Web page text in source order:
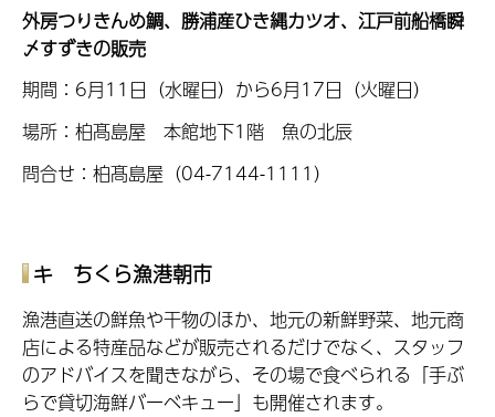
外房つりきんめ鯛、勝浦産ひき縄カツオ、江戸前船橋瞬
〆すずきの販売
期間：6月11日（水曜日）から6月17日（火曜日）
場所：柏髙島屋 本館地下1階 魚の北辰
問合せ：柏髙島屋（04-7144-1111）
キ ちくら漁港朝市
漁港直送の鮮魚や干物のほか、地元の新鮮野菜、地元商
店による特産品などが販売されるだけでなく、スタッフ
のアドバイスを聞きながら、その場で食べられる「手ぶ
らで貸切海鮮バーベキュー」も開催されます。